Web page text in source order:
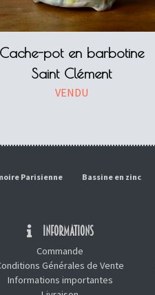
Cache-pot en barbotine
Saint Clément
VENDU
Parisienne Bassine en zinc
INFORMATIONS
Commande
Générales de Vente
Informations importantes